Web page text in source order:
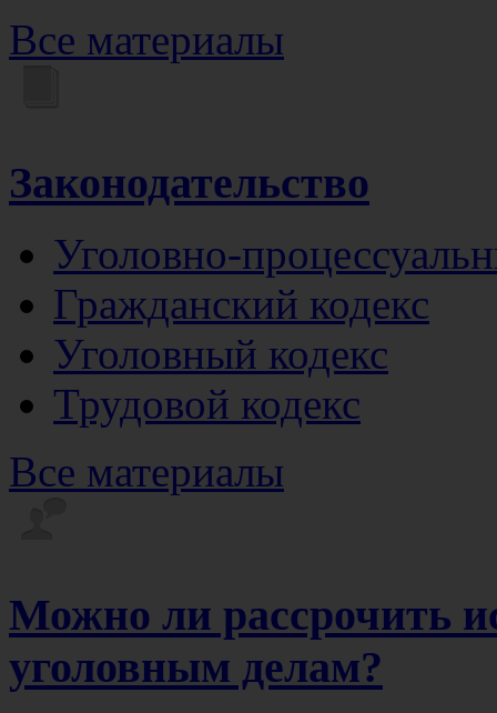
Все материалы
Законодательство
Уголовно-
Гражданский кодекс
Уголовный кодекс
Трудовой кодекс
Все материалы
Можно ли рассрочить
уголовным делам?